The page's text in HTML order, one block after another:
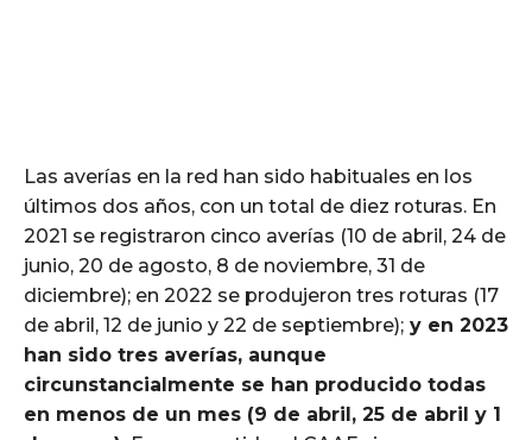
Las averías en la red han sido habituales en los
últimos dos años, con un total de diez roturas. En
2021 se registraron cinco averías (10 de abril, 24 de
junio, 20 de agosto, 8 de noviembre, 31 de
diciembre); en 2022 se produjeron tres roturas (17
de abril, 12 de junio y 22 de septiembre); y en 2023
han sido tres averías, aunque
circunstancialmente se han producido todas
en menos de un mes (9 de abril, 25 de abril y 1